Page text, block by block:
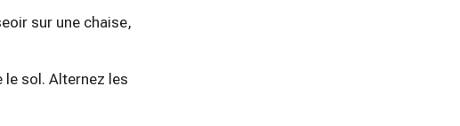
sur une chaise,
le sol. Alternez les